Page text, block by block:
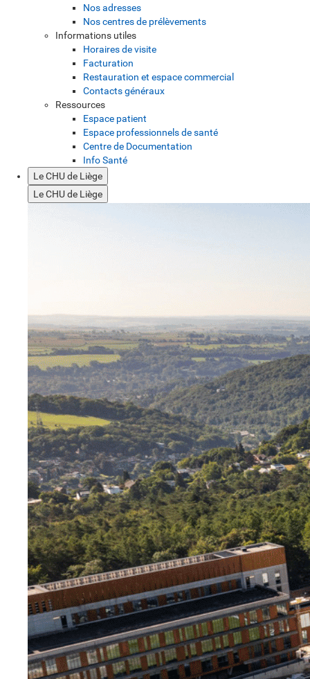
Nos adresses
Nos centres de prélèvements
Informations utiles
Horaires de visite
Facturation
Restauration et espace commercial
Contacts généraux
Ressources
Espace patient
Espace professionnels de santé
Centre de Documentation
Info Santé
Le CHU de Liège
Le CHU de Liège